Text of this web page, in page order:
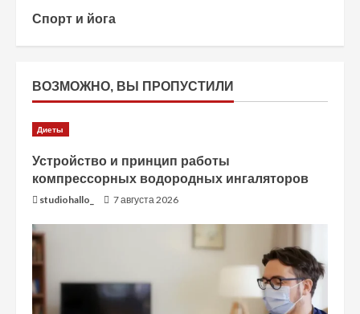
Спорт и йога
ВОЗМОЖНО, ВЫ ПРОПУСТИЛИ
Диеты
Устройство и принцип работы
компрессорных водородных ингаляторов
studiohallo_ 7 августа 2026